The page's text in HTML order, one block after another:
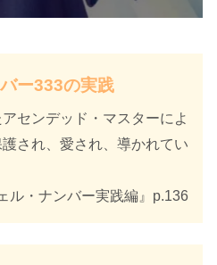
ー333の実践
センデッド・マスターによ
され、愛され、導かれてい
ル・ナンバー実践編』p.136